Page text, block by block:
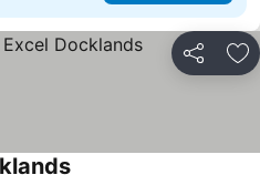
Partilhar